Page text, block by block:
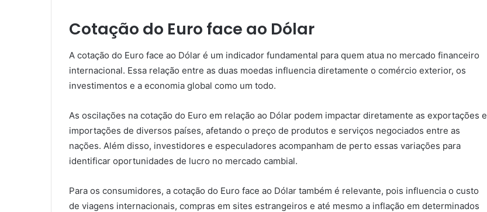
Cotação do Euro face ao Dólar
A cotação do Euro face ao Dólar é um indicador fundamental para quem atua no mercado financeiro
internacional. Essa relação entre as duas moedas influencia diretamente o comércio exterior, os
investimentos e a economia global como um todo.
As oscilações na cotação do Euro em relação ao Dólar podem impactar diretamente as exportações e
importações de diversos países, afetando o preço de produtos e serviços negociados entre as
nações. Além disso, investidores e especuladores acompanham de perto essas variações para
identificar oportunidades de lucro no mercado cambial.
Para os consumidores, a cotação do Euro face ao Dólar também é relevante, pois influencia o custo
de viagens internacionais, compras em sites estrangeiros e até mesmo a inflação em determinados